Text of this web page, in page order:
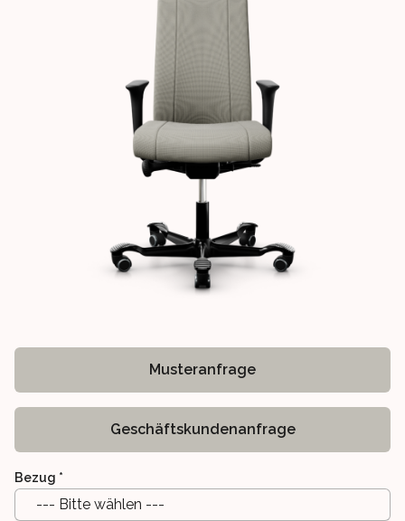
Musteranfrage
Geschäftskundenanfrage
Bezug *
--- Bitte wählen ---